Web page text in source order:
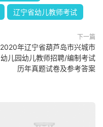
辽宁省幼儿教师考试
下一篇
2020年辽宁省葫芦岛市兴城市
幼儿园幼儿教师招聘/编制考试
历年真题试卷及参考答案